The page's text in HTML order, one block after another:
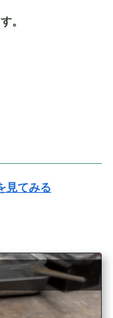
。
見てみる